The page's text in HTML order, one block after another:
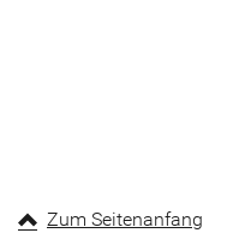
Zum Seitenanfang